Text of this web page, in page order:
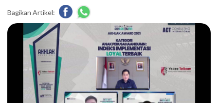
Bagikan Artikel: